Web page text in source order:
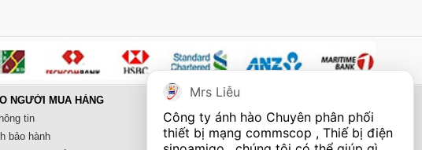
NGƯỜI MUA HÀNG
tin
bảo hành
Mrs Liễu
Công ty ánh hào Chuyên phân phối
thiết bị mạng commscop , Thiế bị điện